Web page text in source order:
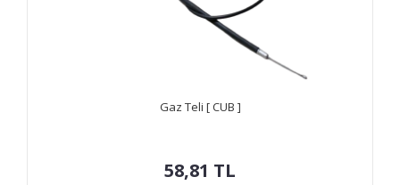
Gaz Teli [ CUB ]
58,81 TL